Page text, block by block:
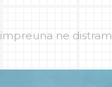
ne distram